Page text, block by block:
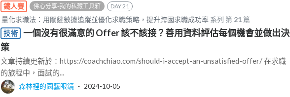
鐵人賽 佛心分享-我的私藏工具箱 DAY 21
量化求職法：用關鍵數據追蹤並優化求職策略，提升跨國求職成功率 系列 第 21 篇
技術
一個沒有很滿意的 Offer 該不該接？善用資料評估每個機會並做出決
策
文章持續更新於：https://coachchiao.com/should-i-accept-an-unsatisfied-offer/ 在求職
的旅程中，面試的...
森林裡的園藝眼鏡 ‧ 2024-10-05